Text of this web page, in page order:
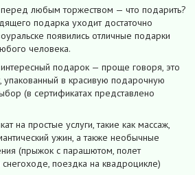
любым торжеством — что подарить?
подарка уходит достаточно
появились отличные подарки
человека.
подарок — проще говоря, это
упакованный в красивую подарочную
(в сертификатах представлено
на простые услуги, такие как массаж,
ужин, а также необычные
(прыжок с парашютом, полет
поездка на квадроцикле)